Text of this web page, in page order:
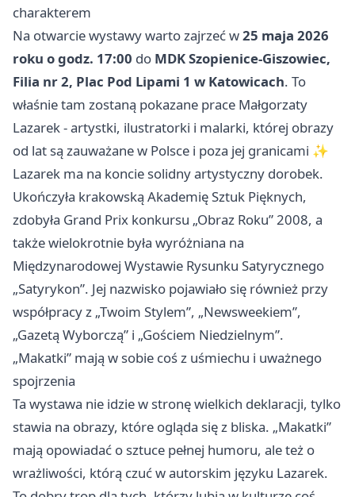
charakterem
Na otwarcie wystawy warto zajrzeć w25 maja 2026
roku o godz. 17:00 do MDK Szopienice-Giszowiec,
Filia nr 2, Plac Pod Lipami 1 w Katowicach. To
właśnie tam zostaną pokazane prace Małgorzaty
Lazarek - artystki, ilustratorki i malarki, której obrazy
od lat są zauważane w Polsce i poza jej granicami ✨
Lazarek ma na koncie solidny artystyczny dorobek.
Ukończyła krakowską Akademię Sztuk Pięknych,
zdobyła Grand Prix konkursu „Obraz Roku” 2008, a
także wielokrotnie była wyróżniana na
Międzynarodowej Wystawie Rysunku Satyrycznego
„Satyrykon”. Jej nazwisko pojawiało się również przy
współpracy z „Twoim Stylem”, „Newsweekiem”,
„Gazetą Wyborczą” i „Gościem Niedzielnym”.
„Makatki” mają w sobie coś z uśmiechu i uważnego
spojrzenia
Ta wystawa nie idzie w stronę wielkich deklaracji, tylko
stawia na obrazy, które ogląda się z bliska. „Makatki”
mają opowiadać o sztuce pełnej humoru, ale też o
wrażliwości, którą czuć w autorskim języku Lazarek.